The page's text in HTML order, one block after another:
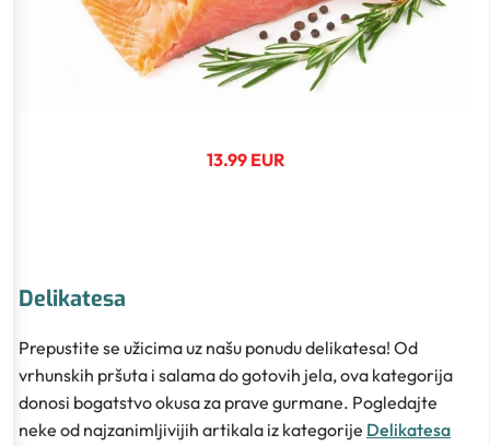
13.99 EUR
Delikatesa
Prepustite se užicima uz našu ponudu delikatesa! Od
vrhunskih pršuta i salama do gotovih jela, ova kategorija
donosi bogatstvo okusa za prave gurmane. Pogledajte
neke od najzanimljivijih artikala iz kategorije Delikatesa